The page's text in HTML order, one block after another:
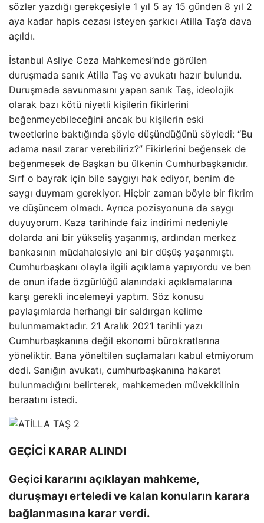
sözler yazdığı gerekçesiyle 1 yıl 5 ay 15 günden 8 yıl 2
aya kadar hapis cezası isteyen şarkıcı Atilla Taş’a dava
açıldı.
İstanbul Asliye Ceza Mahkemesi’nde görülen
duruşmada sanık Atilla Taş ve avukatı hazır bulundu.
Duruşmada savunmasını yapan sanık Taş, ideolojik
olarak bazı kötü niyetli kişilerin fikirlerini
beğenmeyebileceğini ancak bu kişilerin eski
tweetlerine baktığında şöyle düşündüğünü söyledi: “Bu
adama nasıl zarar verebiliriz?” Fikirlerini beğensek de
beğenmesek de Başkan bu ülkenin Cumhurbaşkanıdır.
Sırf o bayrak için bile saygıyı hak ediyor, benim de
saygı duymam gerekiyor. Hiçbir zaman böyle bir fikrim
ve düşüncem olmadı. Ayrıca pozisyonuna da saygı
duyuyorum. Kaza tarihinde faiz indirimi nedeniyle
dolarda ani bir yükseliş yaşanmış, ardından merkez
bankasının müdahalesiyle ani bir düşüş yaşanmıştı.
Cumhurbaşkanı olayla ilgili açıklama yapıyordu ve ben
de onun ifade özgürlüğü alanındaki açıklamalarına
karşı gerekli incelemeyi yaptım. Söz konusu
paylaşımlarda herhangi bir saldırgan kelime
bulunmamaktadır. 21 Aralık 2021 tarihli yazı
Cumhurbaşkanına değil ekonomi bürokratlarına
yöneliktir. Bana yöneltilen suçlamaları kabul etmiyorum
dedi. Sanığın avukatı, cumhurbaşkanına hakaret
bulunmadığını belirterek, mahkemeden müvekkilinin
beraatını istedi.
GEÇİCİ KARAR ALINDI
Geçici kararını açıklayan mahkeme,
duruşmayı erteledi ve kalan konuların karara
bağlanmasına karar verdi.